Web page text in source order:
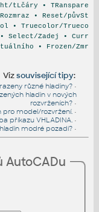
tLčáry • TRanspare
• Reset/půvSt
• Truecolor/Trueco
Select/Zadej • Curr
• Frozen/Zmr
Vizsouvisející tipy:
různé hladiny? •
hladin v nových
rozvrženích? •
pro model/rozvržení. •
příkazu VHLADINA. •
modré pozadí? •
AutoCADu